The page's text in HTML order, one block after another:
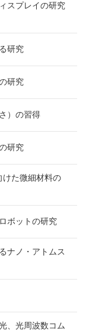
スプレイの研究
研究
研究
）の習得
研究
けた微細材料の
ボットの研究
ナノ・アトムス
、光周波数コム